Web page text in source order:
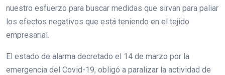
nuestro esfuerzo para buscar medidas que sirvan para paliar
los efectos negativos que está teniendo en el tejido
empresarial.
El estado de alarma decretado el 14 de marzo por la
emergencia del Covid-19, obligó a paralizar la actividad de